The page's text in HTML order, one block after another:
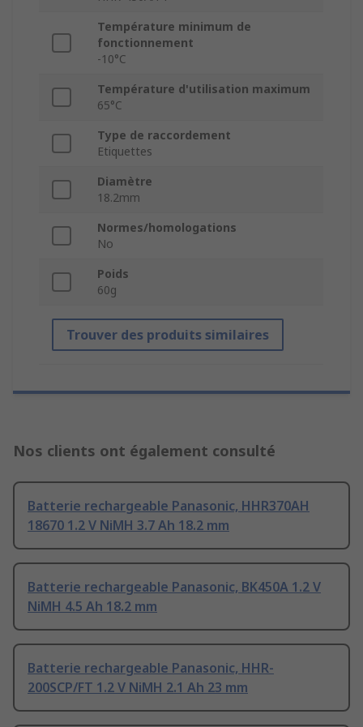
Température minimum de
fonctionnement
-10°C
Température d'utilisation maximum
65°C
Type de raccordement
Etiquettes
Diamètre
18.2mm
Normes/homologations
No
Poids
60g
Trouver des produits similaires
Nos clients ont également consulté
Batterie rechargeable Panasonic, HHR370AH
18670 1.2 V NiMH 3.7 Ah 18.2 mm
Batterie rechargeable Panasonic, BK450A 1.2 V
NiMH 4.5 Ah 18.2 mm
Batterie rechargeable Panasonic, HHR-
200SCP/FT 1.2 V NiMH 2.1 Ah 23 mm